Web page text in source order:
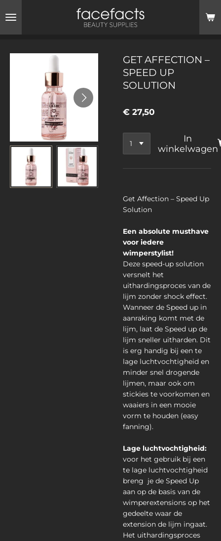
direct
hoofdinhoud
GET AFFECTION –
SPEED UP
SOLUTION
€ 27,50
In
winkelwagen
Get Affection – Speed Up
Solution
Een absolute musthave
voor iedere
wimperstylist!
Deze speed-up solution
versnelt het
uithardingsproces van de
lijm zonder shock effect.
Wanneer de Speed up in
aanraking komt met de
lijm, laat de Speed up de
lijm sneller uitharden. Dit
is erg handig bij een te
lage luchtvochtigheid en
minder snel drogende
lijmen, maar ook om
stickies te voorkomen en
waaiers in een mooie
vorm te houden (easy
fanning).
Lage luchtvochtigheid:
voor het gebruik bij een
te lage luchtvochtigheid
breng je de Speed Up
aan op de basis van de
wimperextensions op het
gedeelte waar de
extension de lijm ingaat.
Het uithardingsproces